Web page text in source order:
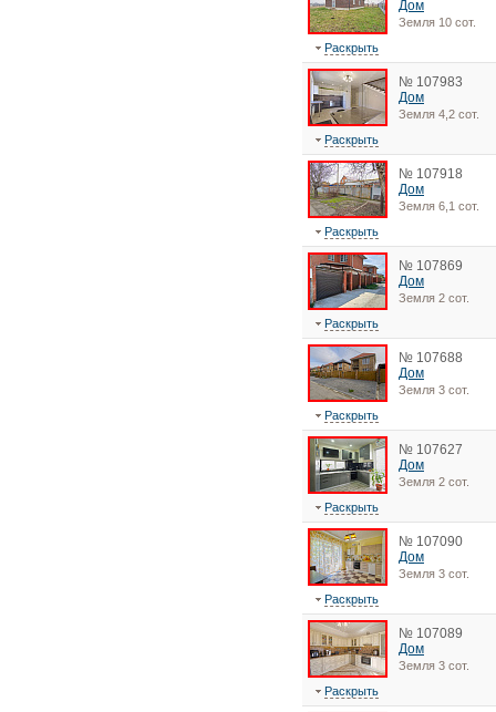
Дом
Земля 10 сот.
Раскрыть
№ 107983
Дом
Земля 4,2 сот.
Раскрыть
№ 107918
Дом
Земля 6,1 сот.
Раскрыть
№ 107869
Дом
Земля 2 сот.
Раскрыть
№ 107688
Дом
Земля 3 сот.
Раскрыть
№ 107627
Дом
Земля 2 сот.
Раскрыть
№ 107090
Дом
Земля 3 сот.
Раскрыть
№ 107089
Дом
Земля 3 сот.
Раскрыть